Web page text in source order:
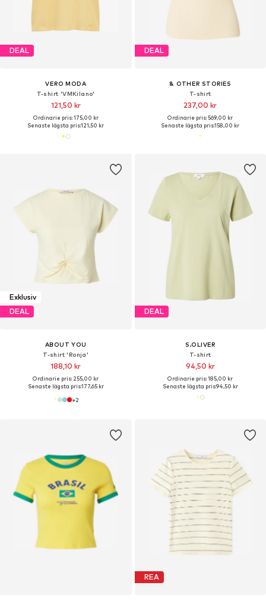
DEAL
VERO MODA
T-shirt 'VMKilano'
121,50 kr
Ordinarie pris: 175,00 kr
Senaste lägsta pris:121,50 kr
DEAL
& OTHER STORIES
T-shirt
237,00 kr
Ordinarie pris: 569,00 kr
Senaste lägsta pris:158,00 kr
Exklusiv
DEAL
ABOUT YOU
T-shirt 'Ronja'
188,10 kr
Ordinarie pris: 255,00 kr
Senaste lägsta pris:177,65 kr
+2
DEAL
S.OLIVER
T-shirt
94,50 kr
Ordinarie pris: 185,00 kr
Senaste lägsta pris:94,50 kr
REA